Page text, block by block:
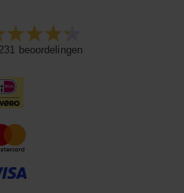
beoordelingen